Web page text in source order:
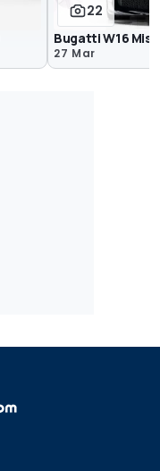
22
Bugatti W16
27 Mar